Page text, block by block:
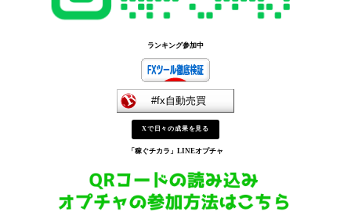
ランキング参加中
Xで日々の成果を見る
「稼ぐチカラ」 LINEオプチャ